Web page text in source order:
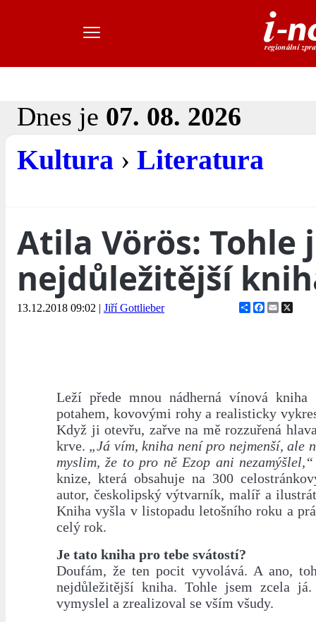
Dnes je 07. 08. 2026
Kultura › Literatura
Atila Vörös: Tohle
nejdůležitější
13.12.2018 09:02 | Jiří Gottlieber ShareFacebook
Email
Leží přede mnou nádherná vínová kniha
potahem, kovovými rohy a realisticky
Když ji otevřu, zařve na mě rozzuřená
krve. „Já vím, kniha není pro nejmenší, ale
myslim, že to pro ně Ezop ani nezamýšlel,“
knize, která obsahuje na 300
autor, českolipský výtvarník, malíř a
Kniha vyšla v listopadu letošního roku a
celý rok.
Je tato kniha pro tebe svátostí?
Doufám, že ten pocit vyvolává. A ano,
nejdůležitější kniha. Tohle jsem zcela
vymyslel a zrealizoval se vším všudy.